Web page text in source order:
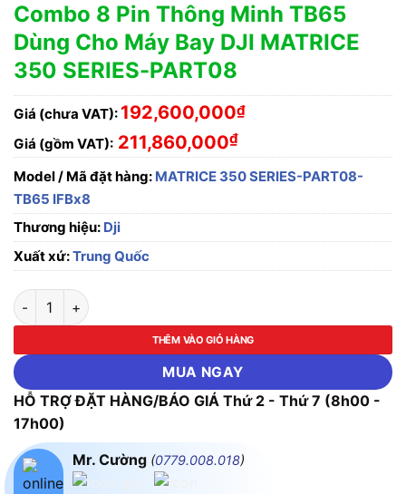
Combo 8 Pin Thông Minh TB65
Dùng Cho Máy Bay DJI MATRICE
350 SERIES-PART08
Giá (chưa VAT): 192,600,000₫
Giá (gồm VAT): 211,860,000₫
Model / Mã đặt hàng: MATRICE 350 SERIES-PART08-
TB65 IFBx8
Thương hiệu: Dji
Xuất xứ:Trung Quốc
Combo 8 Pin Thông Minh TB65 Dùng Cho Máy Bay DJI
THÊM VÀO GIỎ HÀNG
MUA NGAY
HỖ TRỢ ĐẶT HÀNG/BÁO GIÁ Thứ 2 - Thứ 7 (8h00 -
17h00)
Mr. Cường (0779.008.018)